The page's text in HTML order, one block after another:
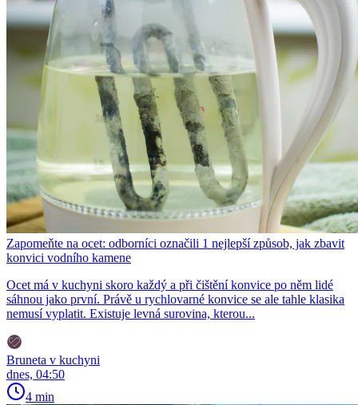
Zapomeňte na ocet: odborníci označili 1 nejlepší způsob, jak zbavit
konvici vodního kamene
Ocet má v kuchyni skoro každý a při čištění konvice po něm lidé
sáhnou jako první. Právě u rychlovarné konvice se ale tahle klasika
nemusí vyplatit. Existuje levná surovina, kterou...
Bruneta v kuchyni
dnes, 04:50
4 min